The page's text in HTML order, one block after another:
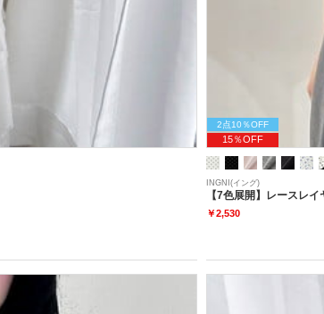
2点10％OFF
15％OFF
INGNI(イング)
【7色展開】レースレ
￥2,530